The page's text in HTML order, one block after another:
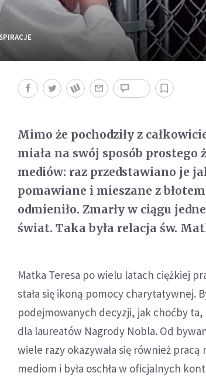
Mimo że pochodziły z
miała na swój sposób prostego
mediów: raz przedstawiano je
pomawiane i mieszane z
odmieniło. Zmarły w ciągu
świat. Taka była relacja św.
Matka Teresa po wielu latach ciężkiej
stała się ikoną pomocy charytatywnej.
podejmowanych decyzji, jak choćby
dla laureatów Nagrody Nobla. Od
wiele razy okazywała się również
mediom i była oschła w oficjalnych